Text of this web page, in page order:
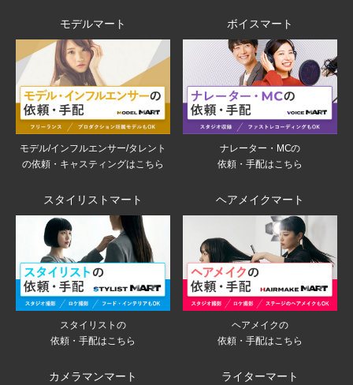
モデルマート
モデル/インフルエンサー/タレント
の依頼・キャスティングはこちら
ボイスマート
ナレーター・MCの
依頼・手配はこちら
スタイリストマート
スタイリストの
依頼・手配はこちら
ヘアメイクマート
ヘアメイクの
依頼・手配はこちら
カメラマンマート ライターマート